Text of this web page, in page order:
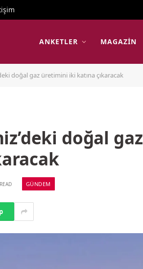
ANKETLER MAGAZIN
doğal gaz üretimini iki katına çıkaracak
doğal gaz
GÜNDEM